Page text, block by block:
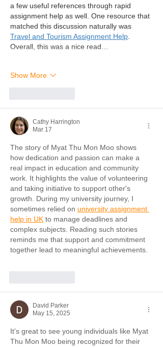
a few useful references through rapid
assignment help as well. One resource that
matched this discussion naturally was
Travel and Tourism Assignment Help
Overall, this was a nice read…
Show More
Cathy Harrington
Mar 17
The story of Myat Thu Mon Moo shows
how dedication and passion can make a
real impact in education and community
work. It highlights the value of volunteering
and taking initiative to support other's
growth. During my university journey, I
sometimes relied on university assignment
help in UK to manage deadlines and
complex subjects. Reading such stories
reminds me that support and commitment
together lead to meaningful achievements.
David Parker
May 15, 2025
It’s great to see young individuals like Myat
Thu Mon Moo being recognized for their